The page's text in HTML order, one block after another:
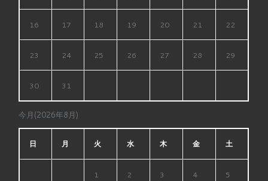
今月(2026年8月)
16 17 18 19 20 21 22
23 24 25 26 27 28 29
30 31
日 月 火 水 木 金 土
1 2 3 4 5